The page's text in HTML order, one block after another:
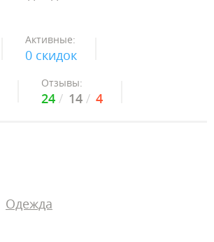
Активные:
0 скидок
Отзывы:
24 14 4
Одежда